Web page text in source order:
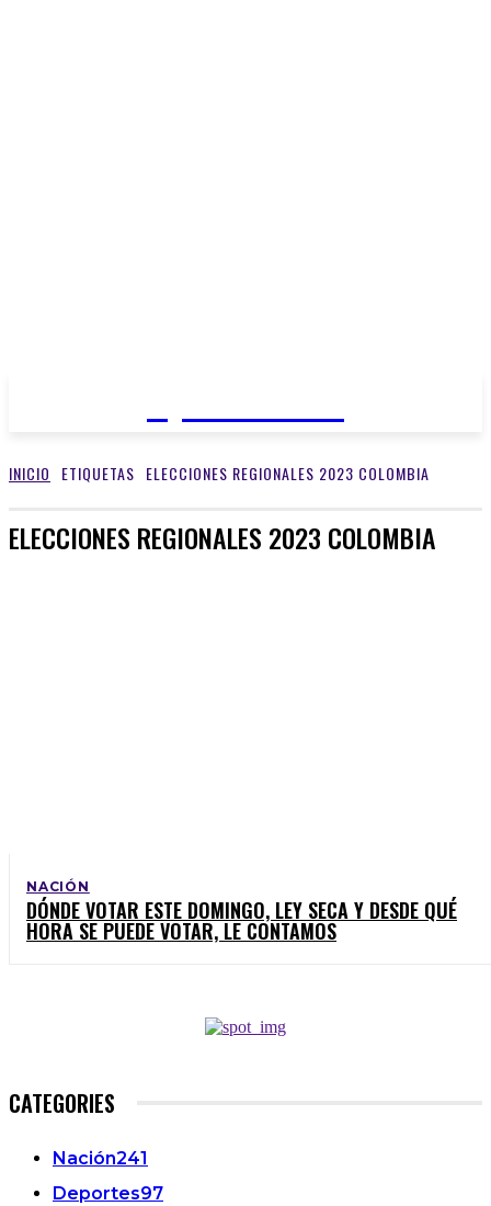
INICIO ETIQUETAS ELECCIONES REGIONALES 2023 COLOMBIA
ELECCIONES REGIONALES 2023 COLOMBIA
NACIÓN
DÓNDE VOTAR ESTE DOMINGO, LEY SECA Y DESDE QUÉ
HORA SE PUEDE VOTAR, LE CONTAMOS
CATEGORIES
Nación241
Deportes97